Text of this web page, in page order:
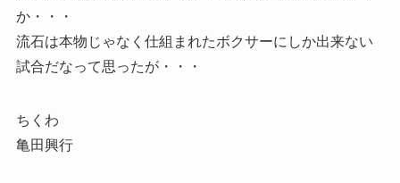
か・・・
流石は本物じゃなく仕組まれたボクサーにしか出来ない
試合だなって思ったが・・・
ちくわ
亀田興行